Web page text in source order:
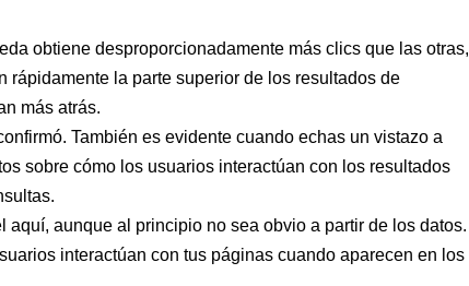
obtiene desproporcionadamente más clics que las otras,
la parte superior de los resultados de
más atrás.
También es evidente cuando echas un vistazo a
sobre cómo los usuarios interactúan con los resultados
aunque al principio no sea obvio a partir de los datos.
interactúan con tus páginas cuando aparecen en los